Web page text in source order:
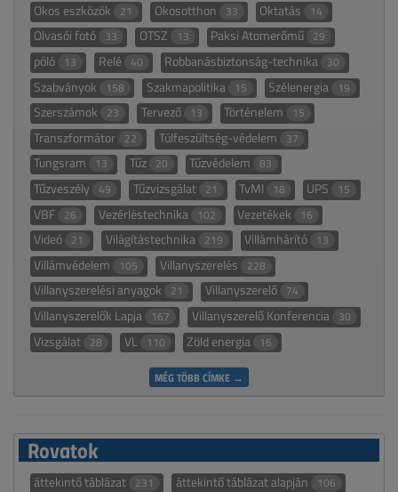
Okos eszközök 21 Okosotthon 33 Oktatás 14
Olvasói fotó 33 OTSZ 13 Paksi Atomerőmű 29
póló 13 Relé 40 Robbanásbiztonság-technika 30
Szabványok 158 Szakmapolitika 15 Szélenergia 19
Szerszámok 23 Tervező 13 Történelem 15
Transzformátor 22 Túlfeszültség-védelem 37
Tungsram 13 Tűz 20 Tűzvédelem 83
Tűzveszély 49 Tűzvizsgálat 21 TvMI 18 UPS 15
VBF 26 Vezérléstechnika 102 Vezetékek 16
Videó 21 Világítástechnika 219 Villámhárító 13
Villámvédelem 105 Villanyszerelés 228
Villanyszerelési anyagok 21 Villanyszerelő 74
Villanyszerelők Lapja 167 Villanyszerelő Konferencia 30
Vizsgálat 28 VL 110 Zöld energia 16
MÉG TÖBB CÍMKE →
Rovatok
áttekintő táblázat 231 áttekintő táblázat alapján 106